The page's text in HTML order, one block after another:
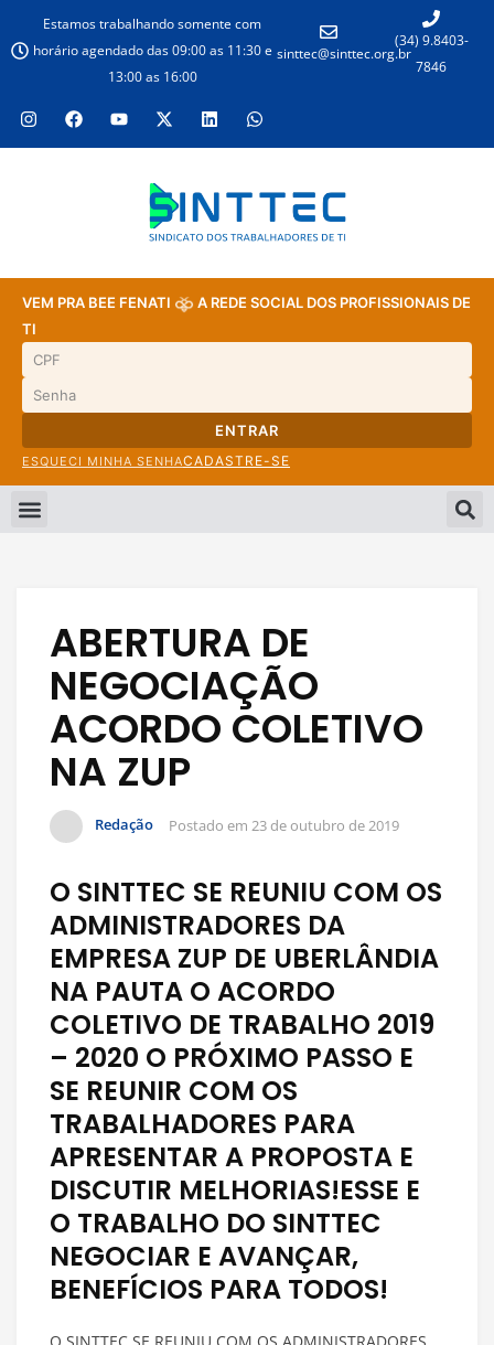
Estamos trabalhando somente com
horário agendado das 09:00 as 11:30 e
13:00 as 16:00
sinttec@sinttec.org.br
(34) 9.8403-
7846
VEM PRA BEE FENATI
A REDE SOCIAL DOS PROFISSIONAIS DE
TI
ENTRAR
ESQUECI MINHA SENHACADASTRE-SE
ABERTURA DE
NEGOCIAÇÃO
ACORDO COLETIVO
NA ZUP
Redação Postado em 23 de outubro de 2019
O SINTTEC SE REUNIU COM OS
ADMINISTRADORES DA
EMPRESA ZUP DE UBERLÂNDIA
NA PAUTA O ACORDO
COLETIVO DE TRABALHO 2019
– 2020 O PRÓXIMO PASSO E
SE REUNIR COM OS
TRABALHADORES PARA
APRESENTAR A PROPOSTA E
DISCUTIR MELHORIAS!ESSE E
O TRABALHO DO SINTTEC
NEGOCIAR E AVANÇAR,
BENEFÍCIOS PARA TODOS!